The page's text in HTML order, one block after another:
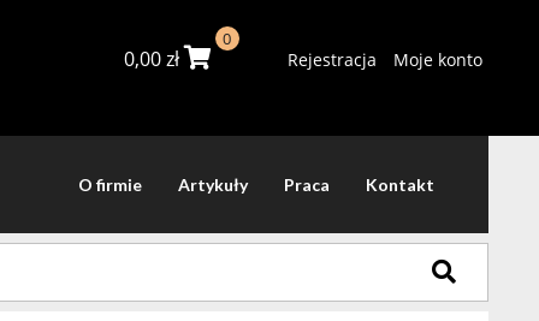
0,00zł
0
Rejestracja Moje konto
O firmie Artykuły Praca Kontakt